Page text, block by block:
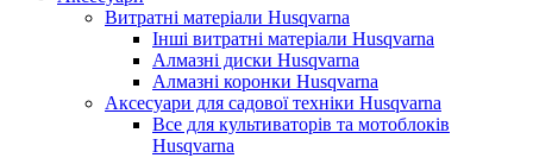
Витратні матеріали Husqvarna
Інші витратні матеріали Husqvarna
Алмазні диски Husqvarna
Алмазні коронки Husqvarna
Аксесуари для садової техніки Husqvarna
Все для культиваторів та мотоблоків
Husqvarna